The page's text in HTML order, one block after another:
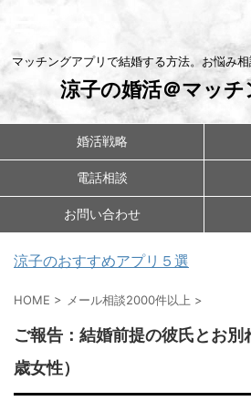
マッチングアプリで結婚する方法。お悩み
涼子の婚活＠マッチ
婚活戦略
電話相談
お問い合わせ
涼子のおすすめアプリ５選
HOME > メール相談2000件以上 >
ご報告：結婚前提の彼氏とお
歳女性）